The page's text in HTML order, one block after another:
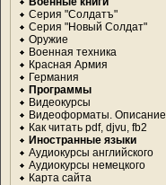
Серия "Солдатъ"
Серия "Новый Солдат"
Оружие
Военная техника
Красная Армия
Германия
Программы
Видеокурсы
Видеоформаты. Описание
Как читать pdf, djvu, fb2
Иностранные языки
Аудиокурсы английского
Аудиокурсы немецкого
Карта сайта